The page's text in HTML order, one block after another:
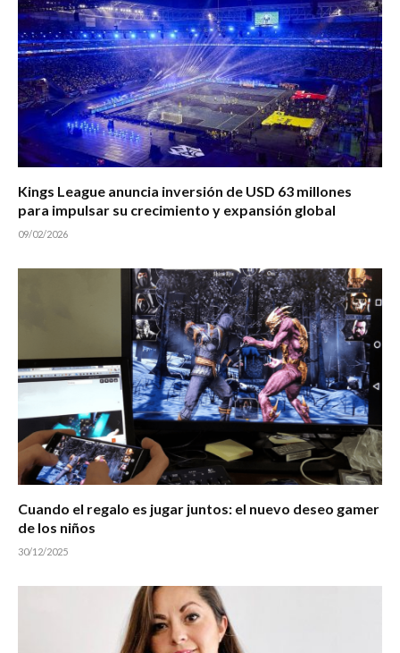
Kings League anuncia inversión de USD 63 millones
para impulsar su crecimiento y expansión global
09/02/2026
Cuando el regalo es jugar juntos: el nuevo deseo gamer
de los niños
30/12/2025